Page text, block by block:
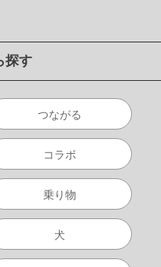
探す
つながる
コラボ
乗り物
犬